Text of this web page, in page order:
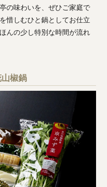
の味わいを、ぜひご家庭で
惜しむひと鍋としてお仕立
んの少し特別な時間が流れ
椒鍋